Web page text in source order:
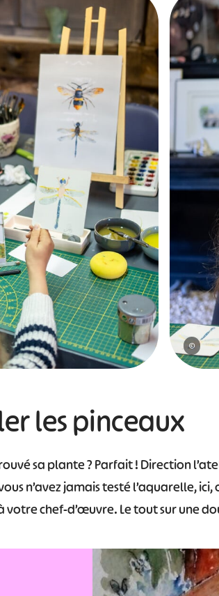
©
les pinceaux
sa plante ? Parfait ! Direction
n’avez jamais testé l’aquarelle,
votre chef-d’œuvre. Le tout sur une
# # # #
#